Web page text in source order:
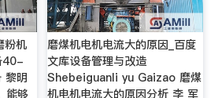
粉机
40-
黎明
能够
磨煤机电机电流大的原因_百度
文库设备管理与改造
Shebeiguanli yu Gaizao 磨煤
机电机电流大的原因分析 李 军